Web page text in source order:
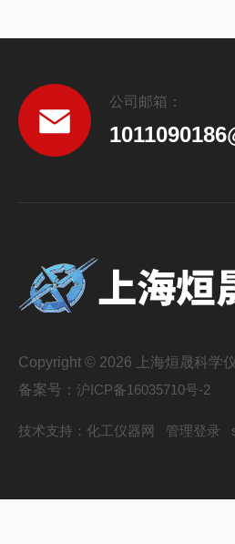
公司邮箱：
Copyright © 2026 上海烜晟科学
备案号： 沪ICP备16035710号-2
技术支持： 化工仪器网 管理登录